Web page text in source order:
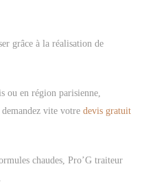
grâce à la réalisation de
ou en région parisienne,
vite votre devis gratuit
chaudes, Pro’G traiteur